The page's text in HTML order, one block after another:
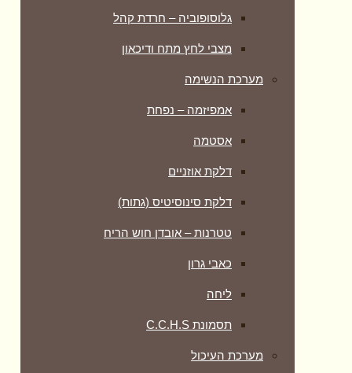
גלוסופוביה – חרדת קהל
מצבי לחץ מתח ודיכאון
מערכת הנשימה
אמפיזמה – נפחת
אסטמה
דלקת אוזניים
דלקת סינוסיטיס (גתות)
טטרנות – אובדן חוש הריח
כאבי גרון
ליחה
תסמונת C.C.H.S
מערכת העיכול